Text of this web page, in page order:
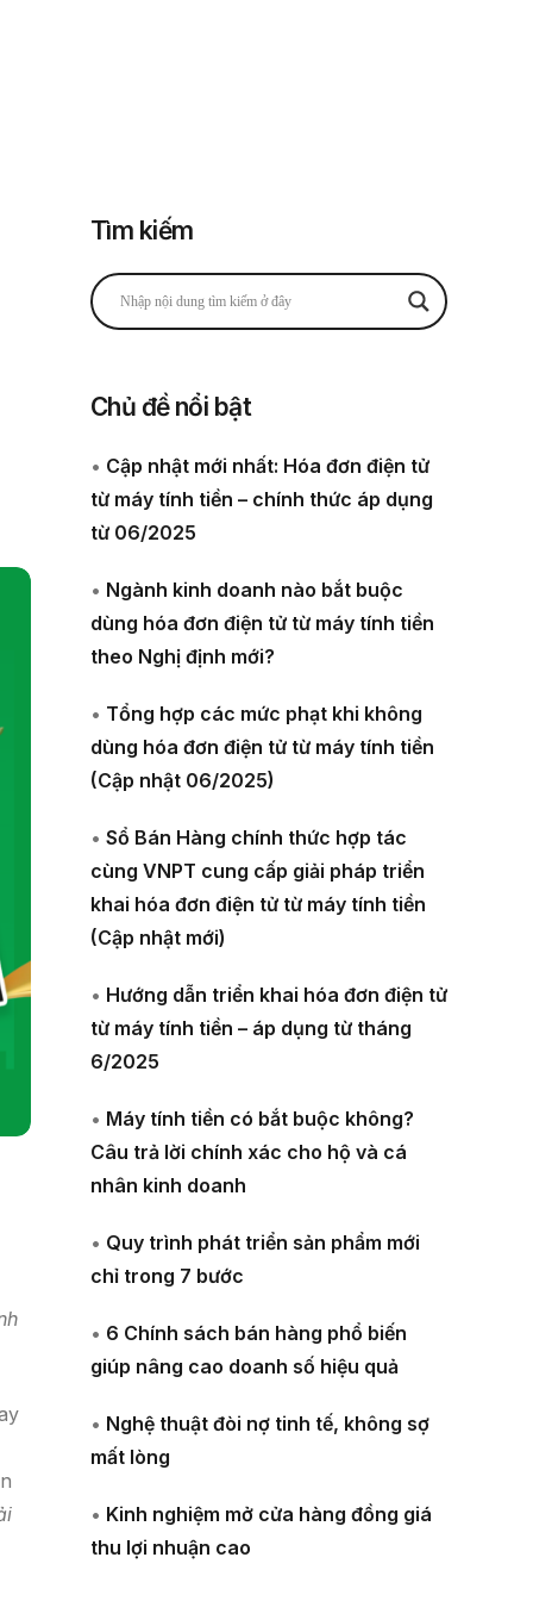
Tìm kiếm
Chủ đề nổi bật
• Cập nhật mới nhất: Hóa đơn điện tử
từ máy tính tiền – chính thức áp dụng
từ 06/2025
• Ngành kinh doanh nào bắt buộc
dùng hóa đơn điện tử từ máy tính tiền
theo Nghị định mới?
• Tổng hợp các mức phạt khi không
dùng hóa đơn điện tử từ máy tính tiền
(Cập nhật 06/2025)
• Sổ Bán Hàng chính thức hợp tác
cùng VNPT cung cấp giải pháp triển
khai hóa đơn điện tử từ máy tính tiền
(Cập nhật mới)
• Hướng dẫn triển khai hóa đơn điện tử
từ máy tính tiền – áp dụng từ tháng
6/2025
• Máy tính tiền có bắt buộc không?
Câu trả lời chính xác cho hộ và cá
nhân kinh doanh
• Quy trình phát triển sản phẩm mới
chỉ trong 7 bước
• 6 Chính sách bán hàng phổ biến
giúp nâng cao doanh số hiệu quả
• Nghệ thuật đòi nợ tinh tế, không sợ
mất lòng
• Kinh nghiệm mở cửa hàng đồng giá
thu lợi nhuận cao